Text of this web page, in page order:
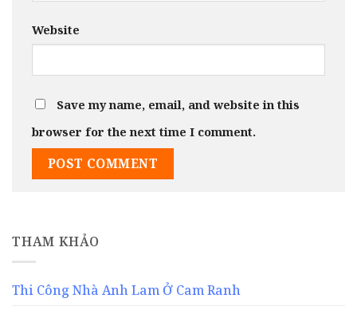
Website
Save my name, email, and website in this
browser for the next time I comment.
THAM KHẢO
Thi Công Nhà Anh Lam Ở Cam Ranh